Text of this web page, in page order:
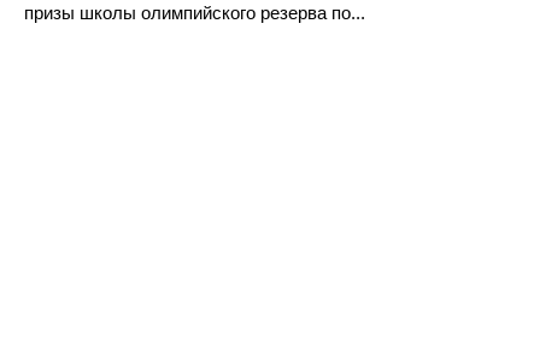
призы школы олимпийского резерва по...